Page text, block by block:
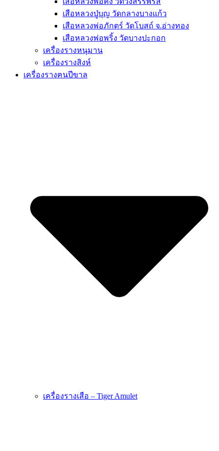
เสือหลวงปู่บุญ วัดกลางบางแก้ว
เสือหลวงพ่อภักตร์ วัดโบสถ์ จ.อ่างทอง
เสือหลวงพ่อพริ้ง วัดบางปะกอก
เครื่องรางหนุมาน
เครื่องรางสิงห์
เครื่องรางฅนปีขาล
เครื่องรางเสือ – Tiger Amulet